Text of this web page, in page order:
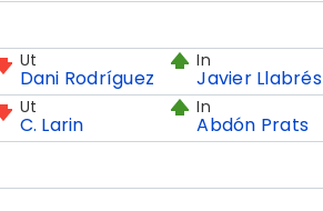
Ut
Dani Rodríguez
In
Javier Llabrés
Ut
C. Larin
In
Abdón Prats